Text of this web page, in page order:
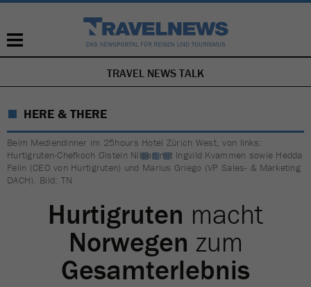
NAVIGATION
ÜBERSPRINGEN
TRAVEL NEWS TALK
HERE & THERE
Beim Mediendinner im 25hours Hotel Zürich West, von links:
Hurtigruten-Chefkoch Øistein Nilsen mit Ingvild Kvammen sowie Hedda
Felin (CEO von Hurtigruten) und Marius Griego (VP Sales- & Marketing
DACH). Bild: TN
Hurtigruten macht
Norwegen zum
Gesamterlebnis